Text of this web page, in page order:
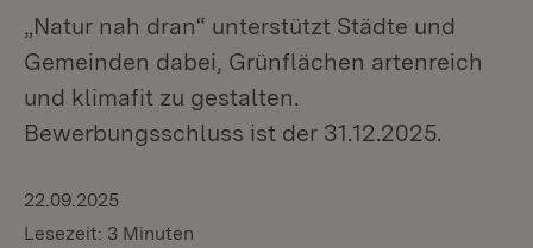
„Natur nah dran“ unterstützt Städte und
Gemeinden dabei, Grünflächen artenreich
und klimafit zu gestalten.
Bewerbungsschluss ist der 31.12.2025.
22.09.2025
Lesezeit: 3 Minuten